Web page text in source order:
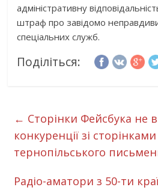
адміністративну
штраф про завідомо
спеціальних служб.
Поділіться:
← Сторінки Фейсбука не
конкуренції зі
тернопільського
Радіо-аматори з 50-ти